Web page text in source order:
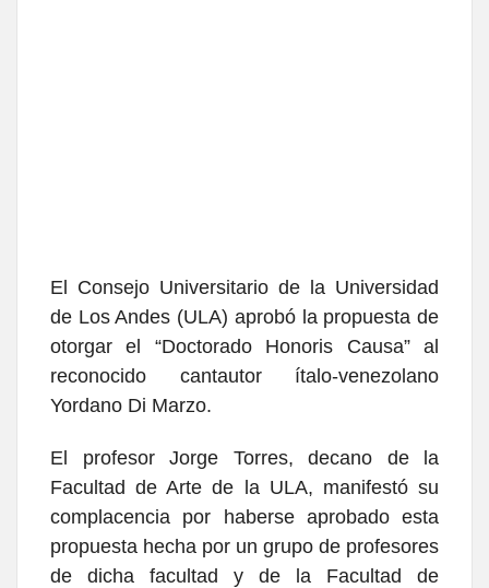
El Consejo Universitario de la Universidad
de Los Andes (ULA) aprobó la propuesta de
otorgar el “Doctorado Honoris Causa” al
reconocido cantautor ítalo-venezolano
Yordano Di Marzo.
El profesor Jorge Torres, decano de la
Facultad de Arte de la ULA, manifestó su
complacencia por haberse aprobado esta
propuesta hecha por un grupo de profesores
de dicha facultad y de la Facultad de